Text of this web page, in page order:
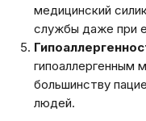
медицинский
службы даже при
гипоаллергенным
большинству
людей.